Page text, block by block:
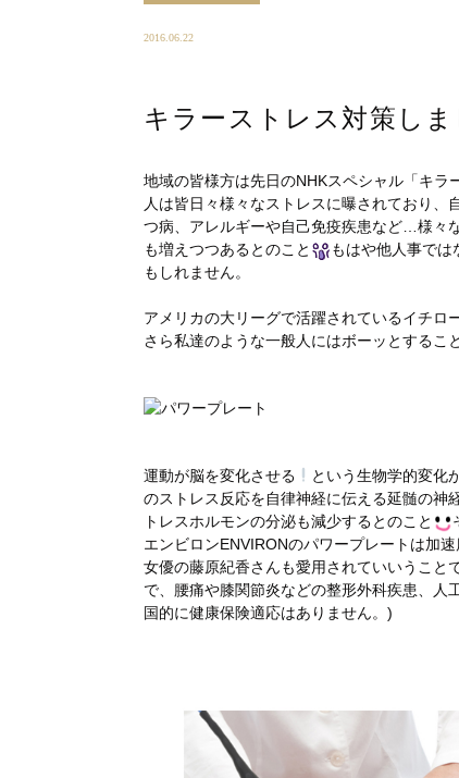
2016.06.22
キラーストレス対策し
地域の皆様方は先日のNHKスペシャル「キ
人は皆日々様々なストレスに曝されており、
つ病、アレルギーや自己免疫疾患など…様々
も増えつつあるとのこと
もはや他人事で
もしれません。
アメリカの大リーグで活躍されているイチロ
さら私達のような一般人にはボーッとするこ
運動が脳を変化させる
という生物学的変化
のストレス反応を自律神経に伝える延髄の神
トレスホルモンの分泌も減少するとのこと
エンビロンENVIRONのパワープレートは加
女優の藤原紀香さんも愛用されていいうこと
で、腰痛や膝関節炎などの整形外科疾患、人
国的に健康保険適応はありません。)